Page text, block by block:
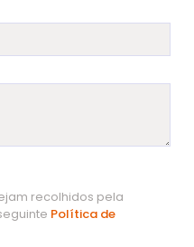
recolhidos pela
Política de